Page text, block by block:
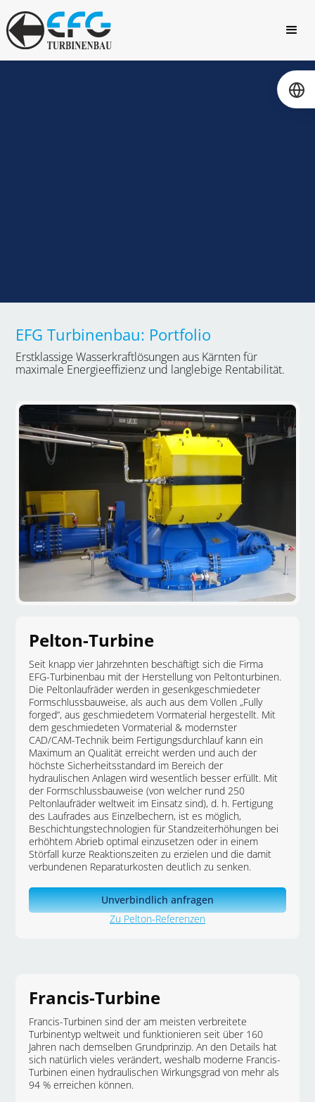
EFG Turbinenbau: Portfolio
Erstklassige Wasserkraftlösungen aus Kärnten für
maximale Energieeffizienz und langlebige Rentabilität.
Pelton-Turbine
Seit knapp vier Jahrzehnten beschäftigt sich die Firma
EFG-Turbinenbau mit der Herstellung von Peltonturbinen.
Die Peltonlaufräder werden in gesenkgeschmiedeter
Formschlussbauweise, als auch aus dem Vollen „Fully
forged“, aus geschmiedetem Vormaterial hergestellt. Mit
dem geschmiedeten Vormaterial & modernster
CAD/CAM-Technik beim Fertigungsdurchlauf kann ein
Maximum an Qualität erreicht werden und auch der
höchste Sicherheitsstandard im Bereich der
hydraulischen Anlagen wird wesentlich besser erfüllt. Mit
der Formschlussbauweise (von welcher rund 250
Peltonlaufräder weltweit im Einsatz sind), d. h. Fertigung
des Laufrades aus Einzelbechern, ist es möglich,
Beschichtungstechnologien für Standzeiterhöhungen bei
erhöhtem Abrieb optimal einzusetzen oder in einem
Störfall kurze Reaktionszeiten zu erzielen und die damit
verbundenen Reparaturkosten deutlich zu senken.
Unverbindlich anfragen
Zu Pelton-Referenzen
Francis-Turbine
Francis-Turbinen sind der am meisten verbreitete
Turbinentyp weltweit und funktionieren seit über 160
Jahren nach demselben Grundprinzip. An den Details hat
sich natürlich vieles verändert, weshalb moderne Francis-
Turbinen einen hydraulischen Wirkungsgrad von mehr als
94 % erreichen können.